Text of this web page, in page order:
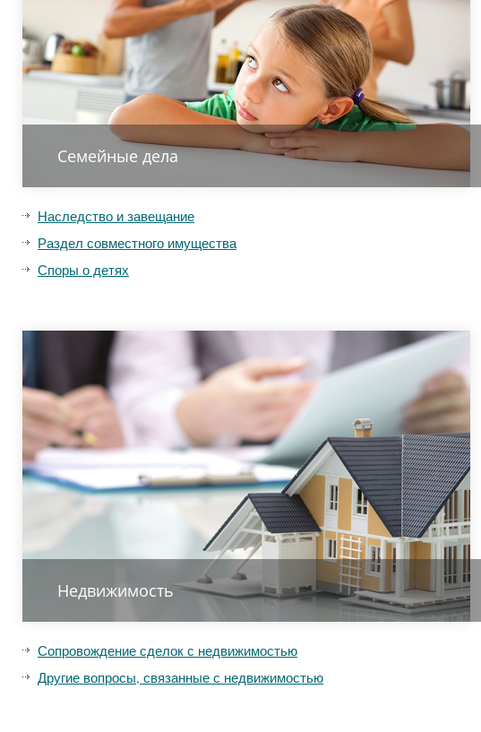
Семейные дела
Наследство и завещание
Раздел совместного имущества
Споры о детях
Недвижимость
Сопровождение сделок с недвижимостью
Другие вопросы, связанные с недвижимостью